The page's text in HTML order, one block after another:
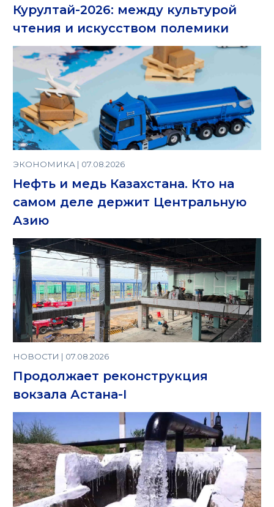
Курултай-2026: между культурой
чтения и искусством полемики
ЭКОНОМИКА | 07.08.2026
Нефть и медь Казахстана. Кто на
самом деле держит Центральную
Азию
НОВОСТИ | 07.08.2026
Продолжает реконструкция
вокзала Астана-I